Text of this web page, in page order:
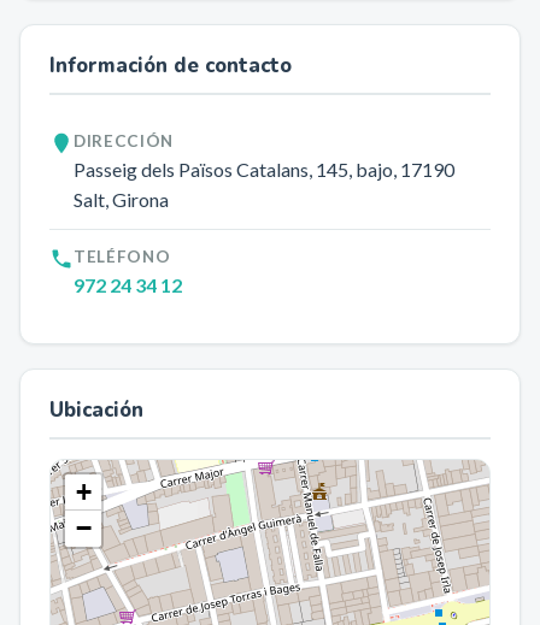
Información de contacto
DIRECCIÓN
Passeig dels Països Catalans, 145, bajo, 17190
Salt, Girona
TELÉFONO
972 24 34 12
Ubicación
+
−